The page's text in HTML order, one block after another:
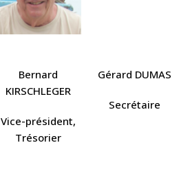
Bernard
KIRSCHLEGER
Vice-président,
Trésorier
Gérard DUMAS
Secrétaire